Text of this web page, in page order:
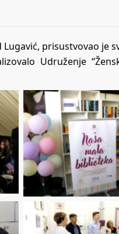
Lugavić, prisustvovao
Udruženje